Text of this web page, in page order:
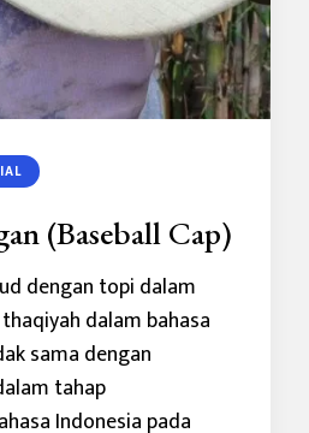
(Baseball Cap)
dengan topi dalam
dalam bahasa
sama dengan
tahap
Indonesia pada